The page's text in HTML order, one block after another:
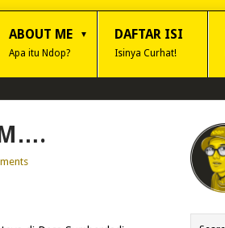
ABOUT ME
Apa itu Ndop?
DAFTAR ISI
Isinya Curhat!